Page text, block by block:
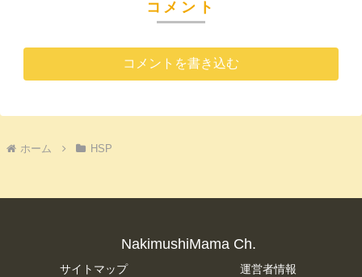
コメント
コメントを書き込む
ホーム HSP
NakimushiMama Ch.
サイトマップ
運営者情報